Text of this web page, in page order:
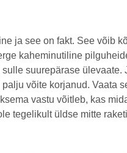
ja see on fakt. See võib
kaheminutiline
suurepärase
võite korjanud. Vaata
vastu võitleb, kas
tegelikult üldse mitte